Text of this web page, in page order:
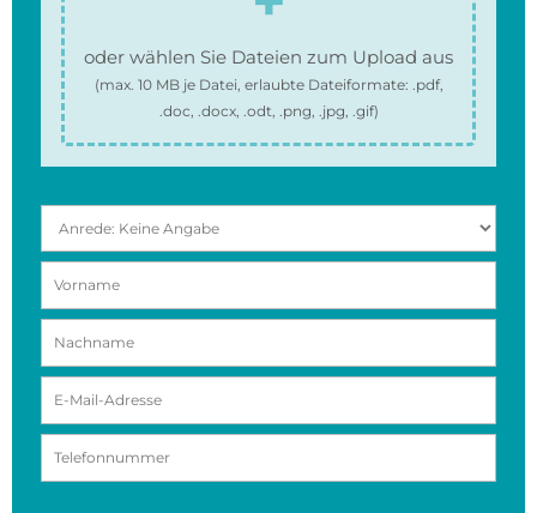
oder wählen Sie Dateien zum Upload aus
(max. 10 MBje Datei, erlaubte Dateiformate: .pdf,
.doc, .docx, .odt, .png, .jpg, .gif)